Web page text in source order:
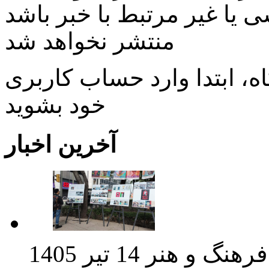
یا غیر مرتبط با خبر باشد
منتشر نخواهد شد
ابتدا وارد حساب كاربری
خود بشويد
آخرین اخبار
فرهنگ و هنر 14 تیر 1405